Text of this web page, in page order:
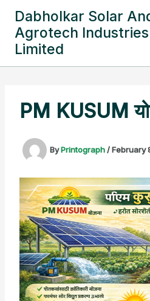
content
Dabholkar Solar
Agrotech
Limited
PM KUSUM
ByPrintograph/February